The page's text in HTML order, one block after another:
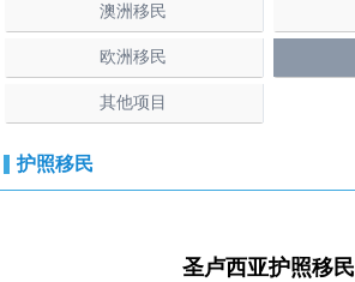
澳洲移民
欧洲移民
其他项目
护照移民
圣卢西亚护照移民